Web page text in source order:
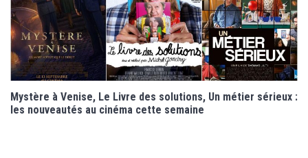
Mystère à Venise, Le Livre des solutions, Un métier sérieux :
les nouveautés au cinéma cette semaine